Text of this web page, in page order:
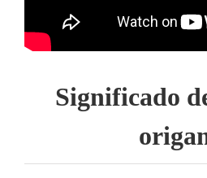
Significado